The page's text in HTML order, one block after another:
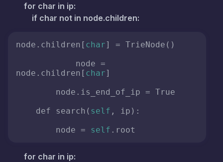
for char in ip:
if char not in node.children:
node.children[ char] = TrieNode()
node =
node.children[ char]
node.is_end_of_ip = True
def search( self , ip):
node = self .root
for char in ip: